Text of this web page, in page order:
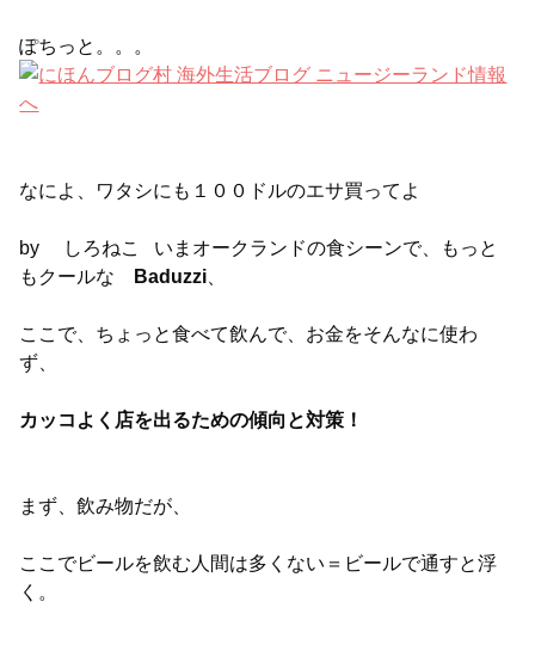
ぽちっと。。。
なによ、ワタシにも１００ドルのエサ買ってよ
by しろねこ
いまオークランドの食シーンで、もっと
もクールな Baduzzi
ここで、ちょっと食べて飲んで、お金をそんなに使わ
ず、
カッコよく店を出るための傾向と対策！
まず、飲み物だが、
ここでビールを飲む人間は多くない＝ビールで通すと浮
く。